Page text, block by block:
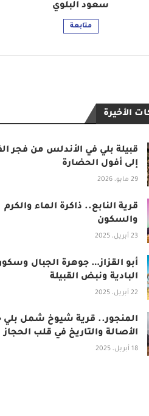
سعود البلوي
متابعة
الأخيرة
قبيلة بلي في الأندلس من فجر
إلى أفول الحضارة
29 مايو، 2026
قرية النابع.. ذاكرة الماء والكرم
والسكون
23 أبريل، 2025
أبو القزاز… جوهرة الجبال
البادية ونبض القبيلة
22 أبريل، 2025
المنجور.. قرية شيوخ شمل بلي
الأصالة والتاريخ في قلب الحجاز
18 أبريل، 2025